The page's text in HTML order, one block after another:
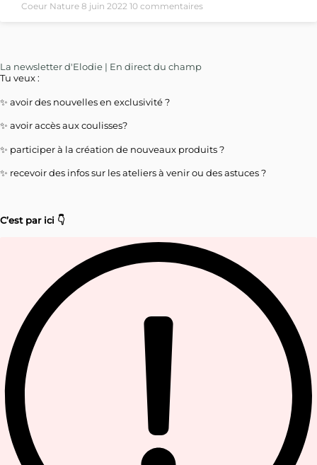
Coeur Nature 8 juin 2022 10 commentaires
La newsletter d'Elodie | En direct du champ
Tu veux :
✨ avoir des nouvelles en exclusivité ?
✨ avoir accès aux coulisses?
✨ participer à la création de nouveaux produits ?
✨ recevoir des infos sur les ateliers à venir ou des astuces ?
C’est par ici 👇